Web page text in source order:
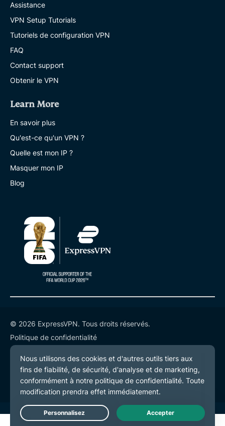
Assistance
VPN Setup Tutorials
Tutoriels de configuration VPN
FAQ
Contact support
Obtenir le VPN
Learn More
En savoir plus
Qu'est-ce qu'un VPN ?
Quelle est mon IP ?
Masquer mon IP
Blog
© 2026 ExpressVPN. Tous droits réservés.
Politique de confidentialité
Conditions de service
Préférences de cookies
Live Chat